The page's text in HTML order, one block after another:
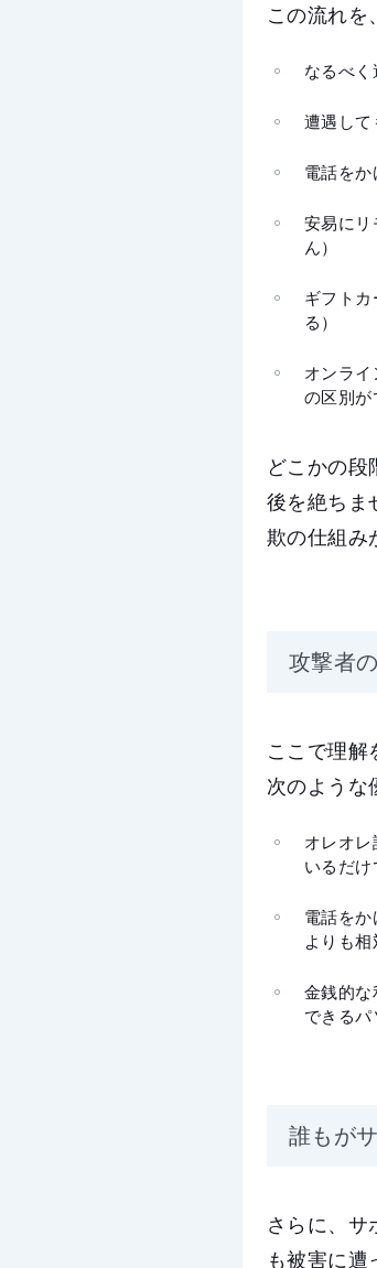
この流れを
なるべく
遭遇して
電話をか
安易に
ん）
ギフト
る）
オンラ
の区別が
どこかの
後を絶ちま
欺の仕組み
攻撃者
ここで理
次のような
オレオ
いるだけ
電話を
よりも相
金銭的
できる
誰もが
さらに、
も被害に遭